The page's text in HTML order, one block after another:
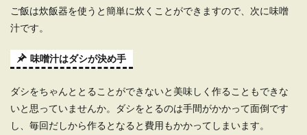
一人暮らしの差し入れに喜ばれる食べ
子供が一人暮らしを始めると、1番に気になるの
が食生活！ちゃんと食べているのか？食事の栄養
バラ...
ご飯は炊飯器を使うと簡単に炊くことができますので、次に味噌
汁です。
味噌汁はダシが決め手
ダシをちゃんととることができないと美味しく作ることもできな
いと思っていませんか。ダシをとるのは手間がかかって面倒です
し、毎回だしから作るとなると費用もかかってしまいます。